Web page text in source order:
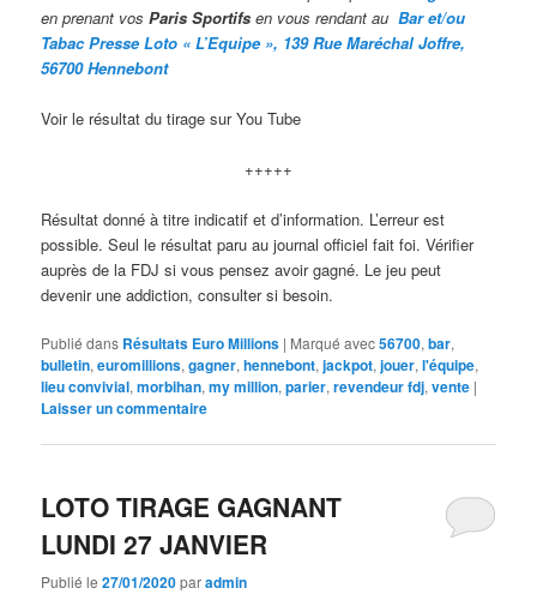
en prenant vosParis Sportifs en vous rendant au Bar et/ou
Tabac Presse Loto « L’Equipe », 139 Rue Maréchal Joffre,
56700 Hennebont
Voir le résultat du tirage sur You Tube
+++++
Résultat donné à titre indicatif et d’information. L’erreur est
possible. Seul le résultat paru au journal officiel fait foi. Vérifier
auprès de la FDJ si vous pensez avoir gagné. Le jeu peut
devenir une addiction, consulter si besoin.
Publié dans Résultats Euro Millions | Marqué avec56700,bar,
bulletin,euromillions,gagner,hennebont,jackpot,jouer,l'équipe,
lieu convivial,morbihan,my million,parier,revendeur fdj,vente |
Laisser un commentaire
LOTO TIRAGE GAGNANT
LUNDI 27 JANVIER
Publié le27/01/2020paradmin